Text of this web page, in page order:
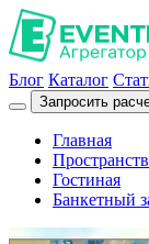
Блог Каталог
Запросить
Главная
Гостиная
Банкетный